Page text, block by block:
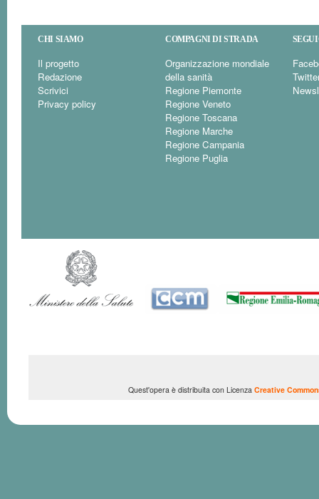
CHI SIAMO
Il progetto
Redazione
Scrivici
Privacy policy
COMPAGNI DI STRADA
Organizzazione mondiale
della sanità
Regione Piemonte
Regione Veneto
Regione Toscana
Regione Marche
Regione Campania
Regione Puglia
Quest'opera è distribuita con Licenza Creative